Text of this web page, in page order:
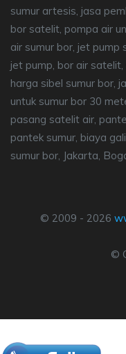
sumur artesis, jasa
bor satelit, pompa air
air sumur bor, jet pump
jet pump, bor air satelit,
harga sibel sumur bor,
untuk sumur bor 30
pasang satelit air,
pantek sumur, biaya
sumur bor, Jakarta,
© 2009 - 2026
©